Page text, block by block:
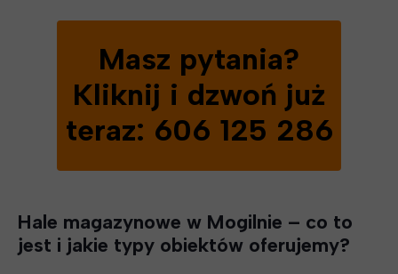
Masz pytania?
Kliknij i dzwoń już
teraz: 606 125 286
Hale magazynowe w Mogilnie – co to
jest i jakie typy obiektów oferujemy?